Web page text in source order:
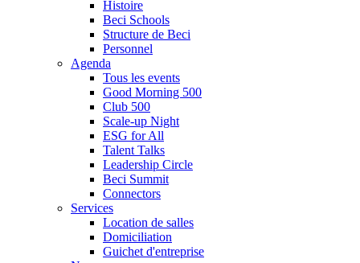
Histoire
Beci Schools
Structure de Beci
Personnel
Agenda
Tous les events
Good Morning 500
Club 500
Scale-up Night
ESG for All
Talent Talks
Leadership Circle
Beci Summit
Connectors
Services
Location de salles
Domiciliation
Guichet d'entreprise